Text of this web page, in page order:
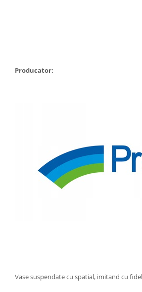
Producator:
Vase suspendate cu spatial, imitand cu